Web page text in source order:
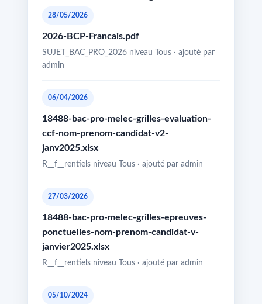
28/05/2026
2026-BCP-Francais.pdf
SUJET_BAC_PRO_2026 niveau Tous · ajouté par
admin
06/04/2026
18488-bac-pro-melec-grilles-evaluation-
ccf-nom-prenom-candidat-v2-
janv2025.xlsx
R__f__rentiels niveau Tous · ajouté par admin
27/03/2026
18488-bac-pro-melec-grilles-epreuves-
ponctuelles-nom-prenom-candidat-v-
janvier2025.xlsx
R__f__rentiels niveau Tous · ajouté par admin
05/10/2024